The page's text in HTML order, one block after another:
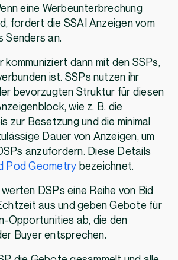
eine Werbeunterbrechung
fordert die SSAI Anzeigen vom
Senders an.
kommuniziert dann mit den SSPs,
ist. SSPs nutzen ihr
bevorzugten Struktur für diesen
wie z. B. die
zur Besetzung und die minimal
Dauer von Anzeigen, um
anzufordern. Diese Details
Pod Geometry bezeichnet.
DSPs eine Reihe von Bid
aus und geben Gebote für
Opportunities ab, die den
Buyer entsprechen.